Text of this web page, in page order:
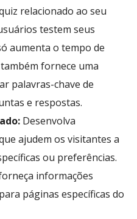
relacionado ao seu
testem seus
aumenta o tempo de
fornece uma
palavras-chave de
e respostas.
Desenvolva
ajudem os visitantes a
ou preferências.
informações
páginas específicas do